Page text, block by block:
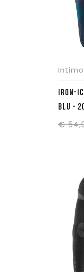
Intimo
IRON-IC MAGLIA TERMICA M/L SENIOR-
BLU –
€